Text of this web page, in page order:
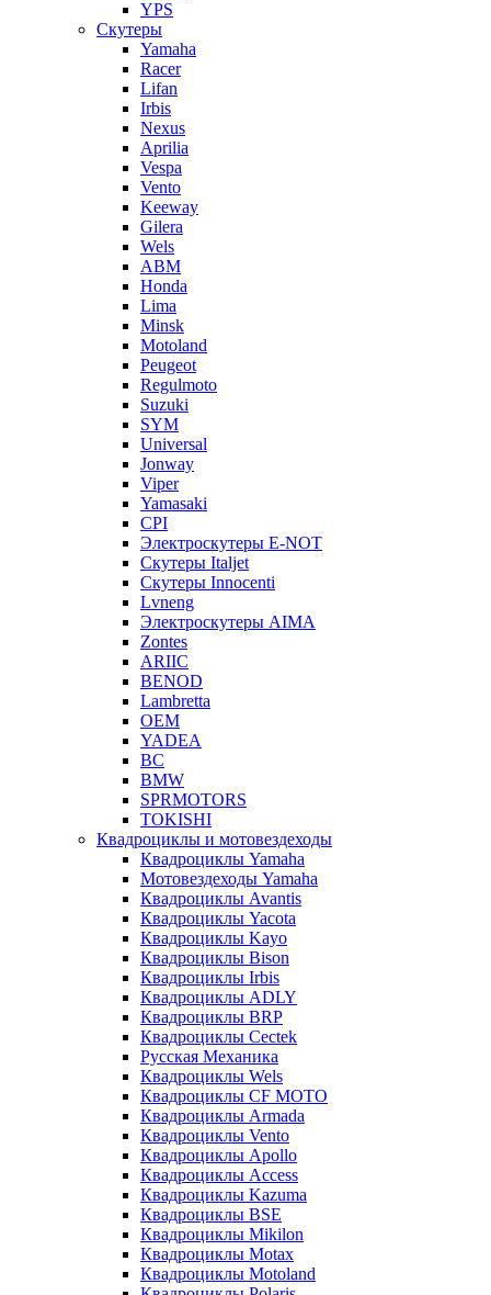
YPS
Скутеры
Yamaha
Racer
Lifan
Irbis
Nexus
Aprilia
Vespa
Vento
Keeway
Gilera
Wels
ABM
Honda
Lima
Minsk
Motoland
Peugeot
Regulmoto
Suzuki
SYM
Universal
Jonway
Viper
Yamasaki
CPI
Электроскутеры E-NOT
Скутеры Italjet
Скутеры Innocenti
Lvneng
Электроскутеры AIMA
Zontes
ARIIC
BENOD
Lambretta
OEM
YADEA
BC
BMW
SPRMOTORS
TOKISHI
Квадроциклы и мотовездеходы
Квадроциклы Yamaha
Мотовездеходы Yamaha
Квадроциклы Avantis
Квадроциклы Yacota
Квадроциклы Kayo
Квадроциклы Bison
Квадроциклы Irbis
Квадроциклы ADLY
Квадроциклы BRP
Квадроциклы Cectek
Русская Механика
Квадроциклы Wels
Квадроциклы CF MOTO
Квадроциклы Armada
Квадроциклы Vento
Квадроциклы Apollo
Квадроциклы Access
Квадроциклы Kazuma
Квадроциклы BSE
Квадроциклы Mikilon
Квадроциклы Motax
Квадроциклы Motoland